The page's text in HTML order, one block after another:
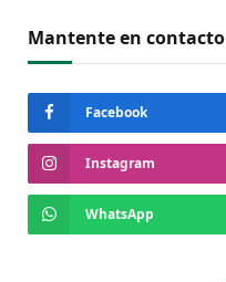
Mantente en contacto
Facebook
Instagram
WhatsApp